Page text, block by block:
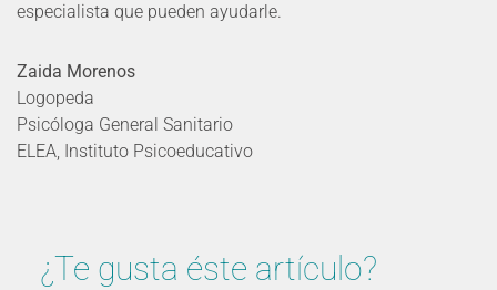
especialista que pueden ayudarle.
Zaida Morenos
Logopeda
Psicóloga General Sanitario
ELEA, Instituto Psicoeducativo
¿Te gusta éste artículo?